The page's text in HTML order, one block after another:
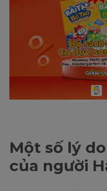
Một số lý
của người